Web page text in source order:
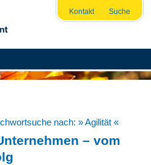
Kontakt Suche
nach: » Agilität «
– vom